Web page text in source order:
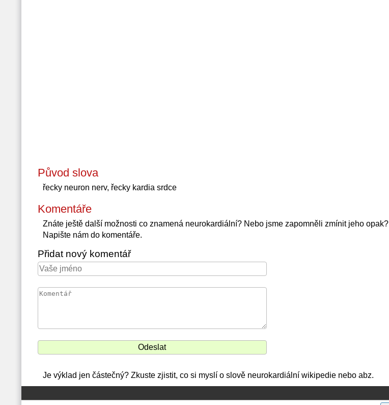
Původ slova
řecky neuron nerv, řecky kardia srdce
Komentáře
Znáte ještě další možnosti co znamená neurokardiální? Nebo jsme zapomněli zmínit jeho opak?
Napište nám do komentáře.
Přidat nový komentář
Je výklad jen částečný? Zkuste zjistit, co si myslí o slově neurokardiální wikipedie nebo abz.